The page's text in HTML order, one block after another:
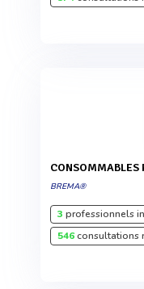
BREMA®
3 professionnels
546consultations